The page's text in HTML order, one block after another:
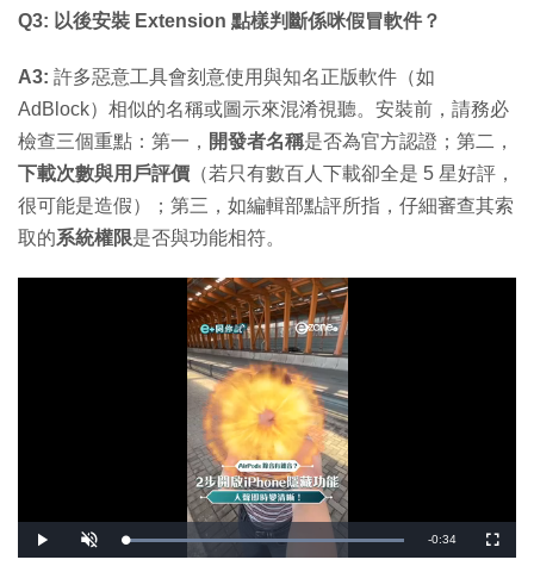
Q3: 以後安裝 Extension 點樣判斷係咪假冒軟件？
A3: 許多惡意工具會刻意使用與知名正版軟件（如
AdBlock）相似的名稱或圖示來混淆視聽。安裝前，請務必
檢查三個重點：第一， 開發者名稱是否為官方認證；第二，
下載次數與用戶評價 （若只有數百人下載卻全是 5 星好評，
很可能是造假）；第三，如編輯部點評所指，仔細審查其索
取的系統權限是否與功能相符。
播
放
開
啟
載
入
剩
-0:34
全
螢